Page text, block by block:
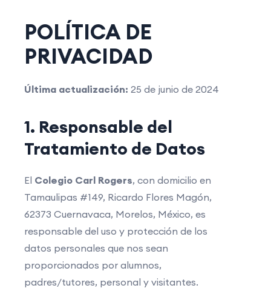
POLÍTICA DE
PRIVACIDAD
Última actualización: 25 de junio de 2024
1. Responsable del
Tratamiento de Datos
El Colegio Carl Rogers, con domicilio en
Tamaulipas #149, Ricardo Flores Magón,
62373 Cuernavaca, Morelos, México, es
responsable del uso y protección de los
datos personales que nos sean
proporcionados por alumnos,
padres/tutores, personal y visitantes.